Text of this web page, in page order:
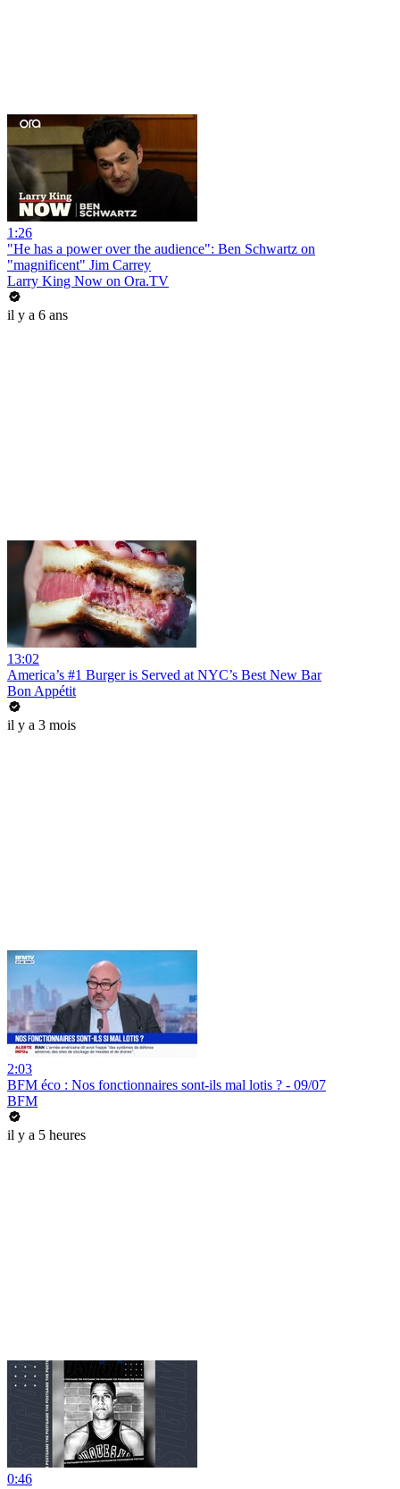
1:26
"He has a power over the audience": Ben Schwartz on
"magnificent" Jim Carrey
Larry King Now on Ora.TV
il y a 6 ans
13:02
America’s #1 Burger is Served at NYC’s Best New Bar
Bon Appétit
il y a 3 mois
2:03
BFM éco : Nos fonctionnaires sont-ils mal lotis ? - 09/07
BFM
il y a 5 heures
0:46